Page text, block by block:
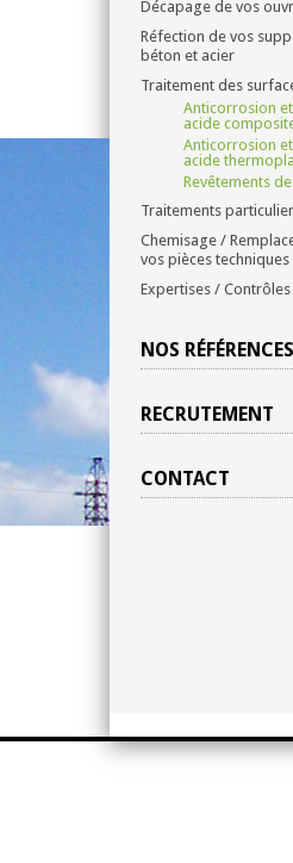
Décapage de vos
Réfection de vos
béton et acier
Traitement des
Anticorrosion
acide
Anticorrosion
acide
Revêtements
Traitements
Chemisage /
vos pièces techniques
Expertises / Contrôles
NOS RÉFÉRENCES
RECRUTEMENT
CONTACT